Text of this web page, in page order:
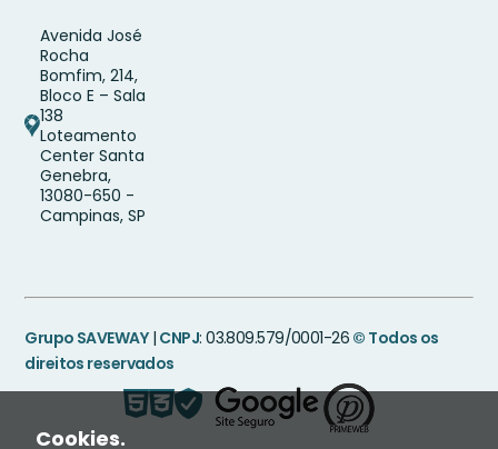
Avenida José
Rocha
Bomfim, 214,
Bloco E – Sala
138
Loteamento
Center Santa
Genebra,
13080-650 -
Campinas, SP
Grupo SAVEWAY| CNPJ: 03.809.579/0001-26 © Todos os
direitos reservados
Cookies.